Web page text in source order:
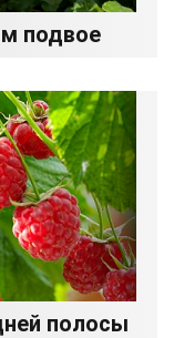
подвое
полосы